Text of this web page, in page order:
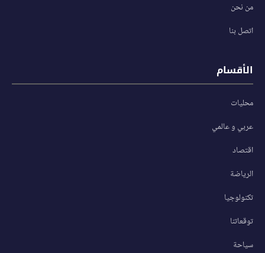
من نحن
اتصل بنا
الأقسام
محليات
عربي و عالمي
اقتصاد
الرياضة
تكنولوجيا
توقعاتنا
سياحة